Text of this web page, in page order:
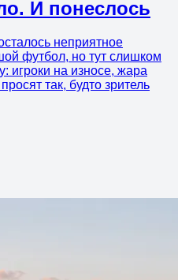
И понеслось
неприятное
футбол, но тут слишком
игроки на износе, жара
так, будто зритель